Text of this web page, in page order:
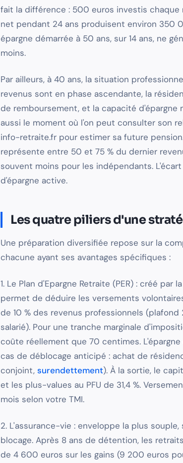
fait la différence : 500 euros investis chaque
net pendant 24 ans produisent environ 350
épargne démarrée à 50 ans, sur 14 ans, ne
moins.
Par ailleurs, à 40 ans, la situation
revenus sont en phase ascendante, la
de remboursement, et la capacité
aussi le moment où l'on peut consulter son
info-retraite.fr pour estimer sa future
représente entre 50 et 75 % du dernier
souvent moins pour les indépendants.
d'épargne active.
Les quatre piliers d'une
Une préparation diversifiée repose sur la
chacune ayant ses avantages spécifiques :
1. Le Plan d'Epargne Retraite (PER) : créé par
permet de déduire les versements
de 10 % des revenus professionnels
salarié). Pour une tranche marginale
coûte réellement que 70 centimes.
cas de déblocage anticipé : achat de
conjoint, surendettement). À la sortie, le
et les plus-values au PFU de 31,4 %.
mois selon votre TMI.
2. L'assurance-vie : enveloppe la plus
blocage. Après 8 ans de détention, les
de 4 600 euros sur les gains (9 200 euros